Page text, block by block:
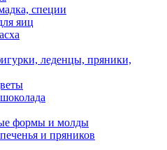
специи
яиц
леденцы, пряники,
формы и молды
и пряников